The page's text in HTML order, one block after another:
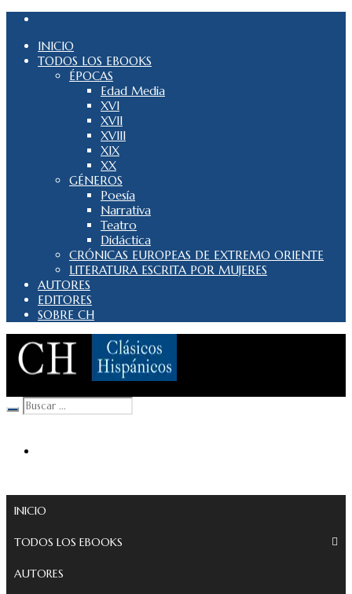
INICIO
TODOS LOS EBOOKS
ÉPOCAS
Edad Media
XVI
XVII
XVIII
XIX
XX
GÉNEROS
Poesía
Narrativa
Teatro
Didáctica
CRÓNICAS EUROPEAS DE EXTREMO ORIENTE
LITERATURA ESCRITA POR MUJERES
AUTORES
EDITORES
SOBRE CH
INICIO
TODOS LOS EBOOKS
AUTORES